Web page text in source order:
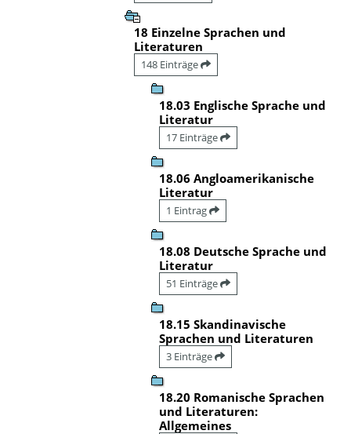
18 Einzelne Sprachen und
Literaturen
148 Einträge
18.03 Englische Sprache und
Literatur
17 Einträge
18.06 Angloamerikanische
Literatur
1 Eintrag
18.08 Deutsche Sprache und
Literatur
51 Einträge
18.15 Skandinavische
Sprachen und Literaturen
3 Einträge
18.20 Romanische Sprachen
und Literaturen:
Allgemeines